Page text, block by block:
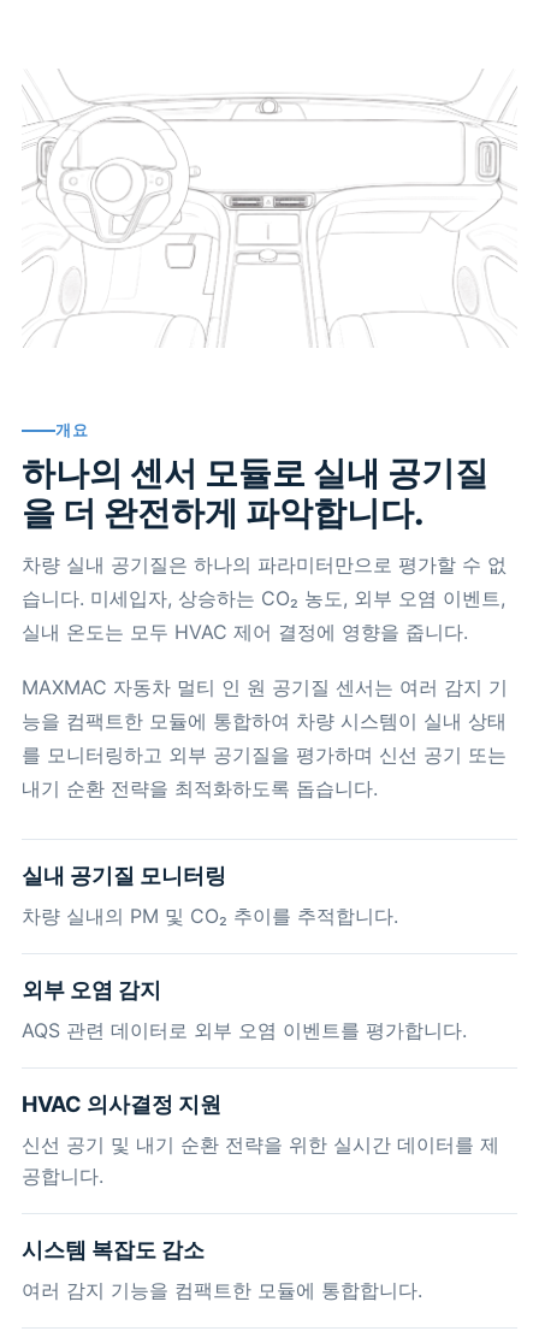
개요
하나의 센서 모듈로 실내 공기질
을 더 완전하게 파악합니다.
차량 실내 공기질은 하나의 파라미터만으로 평가할 수 없
습니다. 미세입자, 상승하는 CO₂ 농도, 외부 오염 이벤트,
실내 온도는 모두 HVAC 제어 결정에 영향을 줍니다.
MAXMAC 자동차 멀티 인 원 공기질 센서는 여러 감지 기
능을 컴팩트한 모듈에 통합하여 차량 시스템이 실내 상태
를 모니터링하고 외부 공기질을 평가하며 신선 공기 또는
내기 순환 전략을 최적화하도록 돕습니다.
실내 공기질 모니터링
차량 실내의 PM 및 CO₂ 추이를 추적합니다.
외부 오염 감지
AQS 관련 데이터로 외부 오염 이벤트를 평가합니다.
HVAC 의사결정 지원
신선 공기 및 내기 순환 전략을 위한 실시간 데이터를 제
공합니다.
시스템 복잡도 감소
여러 감지 기능을 컴팩트한 모듈에 통합합니다.